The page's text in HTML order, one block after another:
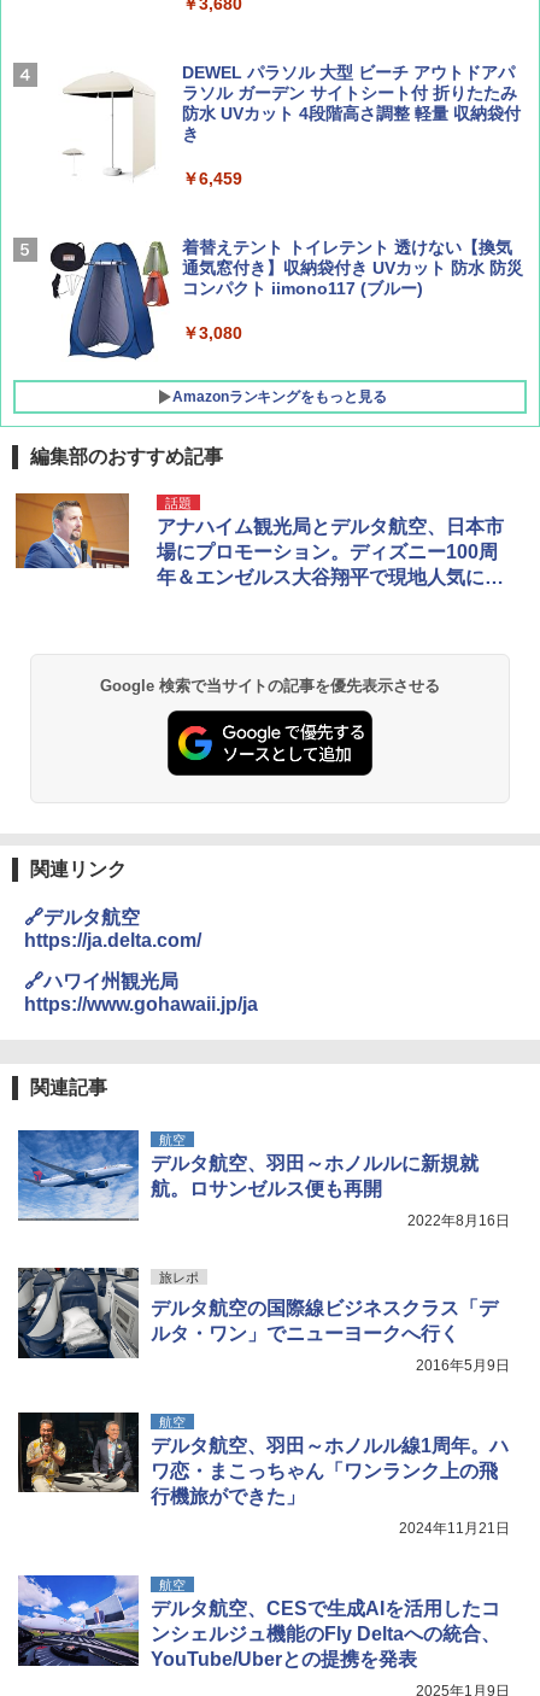
￥1,540
AIRLINE（エアライン）2026年9月号【特
集】ボーイング110周年を祝して！
￥1,760
パ
A09 地球の歩き方 イタリア 2026～2027 地
球の歩き方A ヨーロッパ
￥2,479
広げるだけ パッとサッとテント ブラックコ
ーティング フルクローズ メッシュ 3-4人用
簡単設置 ポップアップテント エクルベージ
ュ(BC仕様) PATC-150B(EB)
￥9,990
[キャンパーズコレクション 山善] 傘みたいに
広げるだけ パッとサッとテント キューブワ
イド ブラックコーティング フルクローズ メ
ATCW-150B エクルベージュ
￥3,680
DEWEL パラソル 大型 ビーチ アウトドアパ
ラソル ガーデン サイトシート付 折りたたみ
防水 UVカット 4段階高さ調整 軽量 収納袋付
き
￥6,459
着替えテント トイレテント 透けない【換気
通気窓付き】収納袋付き UVカット 防水 防災
コンパクト iimono117 (ブルー)
￥3,080
Amazonランキングをもっと見る
編集部のおすすめ記事
話題
アナハイム観光局とデルタ航空、日本市
場にプロモーション。ディズニー100周
年＆エンゼルス大谷翔平で現地人気に沸
Google 検索で当サイトの記事を優先表示させる
関連リンク
🔗デルタ航空
https://ja.delta.com/
🔗ハワイ州観光局
https://www.gohawaii.jp/ja
関連記事
航空
デルタ航空、羽田～ホノルルに新規就
航。ロサンゼルス便も再開
2022年8月16日
旅レポ
デルタ航空の国際線ビジネスクラス「デ
ルタ・ワン」でニューヨークへ行く
2016年5月9日
航空
デルタ航空、羽田～ホノルル線1周年。ハ
ワ恋・まこっちゃん「ワンランク上の飛
行機旅ができた」
2024年11月21日
航空
デルタ航空、CESで生成AIを活用したコ
ンシェルジュ機能のFly Deltaへの統合、
YouTube/Uberとの提携を発表
2025年1月9日